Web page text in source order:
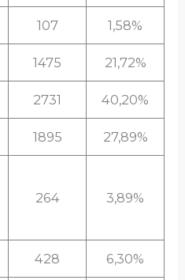
107 1,58%
1475 21,72%
2731 40,20%
1895 27,89%
264 3,89%
428 6,30%